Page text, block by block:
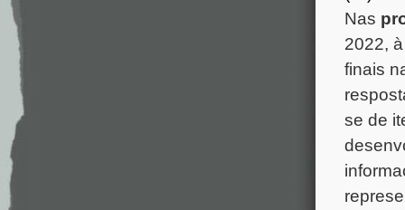
Nas
2022,
finais
se de